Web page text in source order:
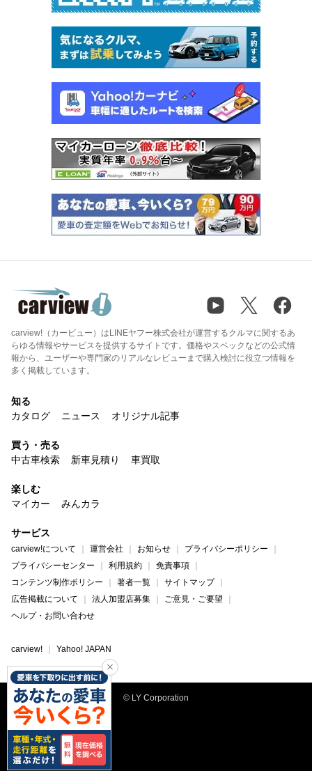
carview!（カービュー）はLINEヤフー株式会社が運営するクルマに関するあ
らゆる情報やサービスを提供するサイトです。価格やスペックなどの公式情
報から、ユーザーや専門家のリアルなレビューまで購入検討に役立つ情報を
多く掲載しています。
知る
カタログ
ニュース オリジナル記事
買う・売る
中古車検索
新車見積り 車買取
楽しむ
マイカー
みんカラ
サービス
carview!について 運営会社 お知らせ
プライバシーポリシー
プライバシーセンター
利用規約
免責事項
コンテンツ制作ポリシー
著者一覧
サイトマップ
広告掲載について
法人加盟店募集
ご意見・ご要望
ヘルプ・お問い合わせ
carview! Yahoo! JAPAN
© LY Corporation